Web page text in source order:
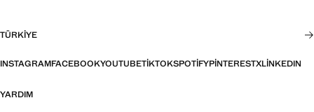
TÜRKIYE
INSTAGRAMFACEBOOKYOUTUBETIKTOKSPOTIFYPINTERESTXLINKEDIN
YARDIM